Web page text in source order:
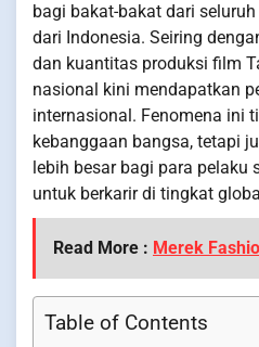
bagi bakat-bakat dari
dari Indonesia. Seiring
dan kuantitas produksi film
nasional kini mendapatkan
internasional. Fenomena ini
kebanggaan bangsa, tetapi
lebih besar bagi para pelaku
untuk berkarir di tingkat
Read More : Merek
Table of Contents